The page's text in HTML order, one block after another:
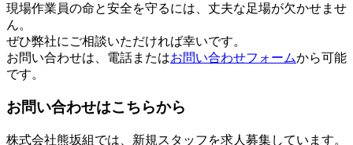
現場作業員の命と安全を守るには、丈夫な足場が欠かせませ
ん。
ぜひ弊社にご相談いただければ幸いです。
お問い合わせは、電話またはお問い合わせフォームから可能
です。
お問い合わせはこちらから
株式会社熊坂組では、新規スタッフを求人募集しています。